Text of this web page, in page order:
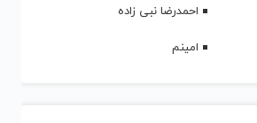
احمدرضا نبی زاده
امینم